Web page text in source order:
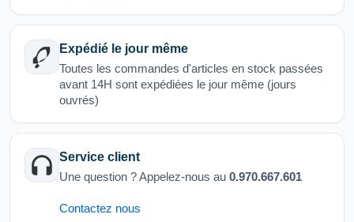
Expédié le jour même
Toutes les commandes d'articles en stock passées
avant 14H sont expédiées le jour même (jours
ouvrés)
Service client
Une question ? Appelez-nous au 0.970.667.601
Contactez nous